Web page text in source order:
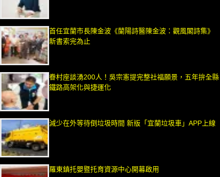
首任宜蘭市長陳金波《蘭陽詩醫陳金波：觀風閣詩集》
新書索完為止
眷村座談湧200人！吳宗憲提完整社福願景，五年拚全縣
鐵路高架化與捷運化
減少在外等待倒垃圾時間 新版「宜蘭垃圾車」APP上線
羅東鎮托嬰暨托育資源中心開幕啟用